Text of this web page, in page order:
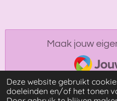
Deze website gebruikt
doeleinden en/of het tonen
Maak jouw
JouwWeb